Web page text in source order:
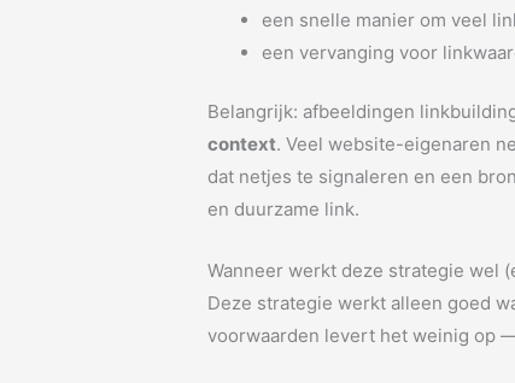
een snelle manier om veel
een vervanging voor
Belangrijk: afbeeldingen
context. Veel website-eigenaren
dat netjes te signaleren en een
en duurzame link.
Wanneer werkt deze strategie wel
Deze strategie werkt alleen goed
voorwaarden levert het weinig op